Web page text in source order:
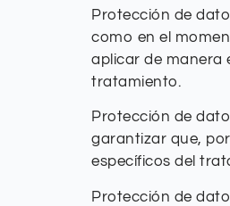
Protección de
como en el
aplicar de manera
tratamiento.
Protección de
garantizar que,
específicos del
Protección de